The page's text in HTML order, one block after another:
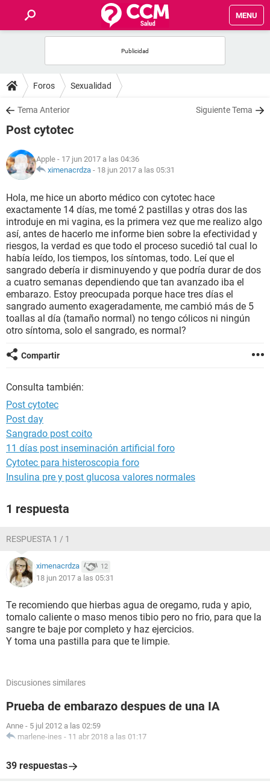
MENU
FOROS
SALUD
NUTRICIÓN
BIENESTAR
SEXUALIDAD
GLOSARIO
Foros Sexualidad
Tema Anterior Siguiente Tema
Post cytotec
Apple - 17 jun 2017 a las 04:36
ximenacrdza - 18 jun 2017 a las 05:31
Hola, me hice un aborto médico con cytotec hace
exactamente 14 días, me tomé 2 pastillas y otras dos las
introduje en mi vagina, es la primera vez que me realizo algo
así, antes de hacerlo me informe bien sobre la efectividad y
riesgos, la verdad es que todo el proceso sucedió tal cual lo
había leído, los tiempos, los síntomas, todo. Leí que el
sangrado debería ir disminuyendo y que podría durar de dos
a cuatro semanas dependiendo que tan avanzado iba el
embarazo. Estoy preocupada porque hace tres días el
sangrado aumento exageradamente, me cambió más de 5
toallas al día (tamaño normal) no tengo cólicos ni ningún
otro síntoma, solo el sangrado, es normal?
Compartir
Consulta también:
Post cytotec
Post day
Sangrado post coito
11 días post inseminación artificial foro
Cytotec para histeroscopia foro
Insulina pre y post glucosa valores normales
1 respuesta
RESPUESTA 1 / 1
ximenacrdza 12
18 jun 2017 a las 05:31
Te recomiendo que hierbas agua de oregamo, ruda y apio,
tomalo caliente o maso menos tibio pero no frio, para que la
sangre te baje por completo y haz ejercicios.
Y toma una pastilla para que te limpie.
Discusiones similares
Prueba de embarazo despues de una IA
Anne - 5 jul 2012 a las 02:59
marlene-ines - 11 abr 2018 a las 01:17
39 respuestas